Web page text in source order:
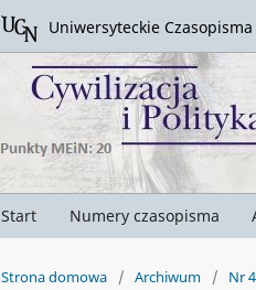
Start Numery czasopisma
Uniwersyteckie
Strona domowa / Archiwum / Nr